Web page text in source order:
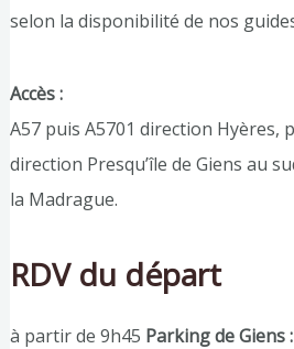
selon la disponibilité de nos
Accès :
A57 puis A5701 direction Hyères,
direction Presqu’île de Giens au
la Madrague.
RDV du départ
à partir de 9h45 Parking de Giens